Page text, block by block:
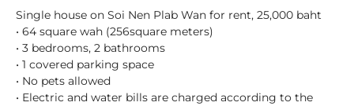
Single house on Soi Nen Plab Wan for rent, 25,000 baht
• 64 square wah (256square meters)
• 3 bedrooms, 2 bathrooms
• 1 covered parking space
• No pets allowed
• Electric and water bills are charged according to the